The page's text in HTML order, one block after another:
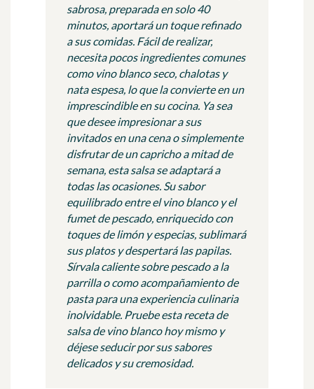
sabrosa, preparada en solo 40
minutos, aportará un toque refinado
a sus comidas. Fácil de realizar,
necesita pocos ingredientes comunes
como vino blanco seco, chalotas y
nata espesa, lo que la convierte en un
imprescindible en su cocina. Ya sea
que desee impresionar a sus
invitados en una cena o simplemente
disfrutar de un capricho a mitad de
semana, esta salsa se adaptará a
todas las ocasiones. Su sabor
equilibrado entre el vino blanco y el
fumet de pescado, enriquecido con
toques de limón y especias, sublimará
sus platos y despertará las papilas.
Sírvala caliente sobre pescado a la
parrilla o como acompañamiento de
pasta para una experiencia culinaria
inolvidable. Pruebe esta receta de
salsa de vino blanco hoy mismo y
déjese seducir por sus sabores
delicados y su cremosidad.